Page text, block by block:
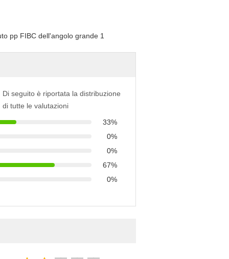
Di seguito è riportata la distribuzione
di tutte le valutazioni
33%
0%
0%
67%
0%